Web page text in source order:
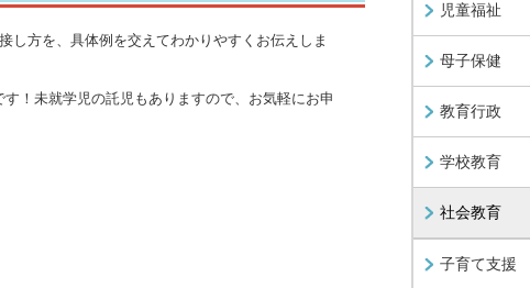
し方を、具体例を交えてわかりやすくお伝えしま
！未就学児の託児もありますので、お気軽にお申
児童福祉
母子保健
教育行政
学校教育
社会教育
子育て支援